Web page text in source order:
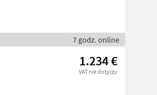
7 godz. online
1.234 €
VAT nie dotyczy